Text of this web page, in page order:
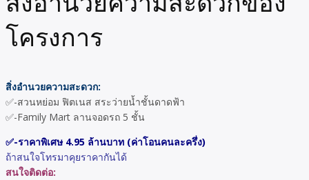
โครงการ
สิ่งอํานวยความสะดวก:
✅-สวนหย่อม ฟิตเนส สระว่ายนํ้าชั้นดาดฟ้า
✅-Family Mart ลานจอดรถ 5 ชั้น
✅-ราคาพิเศษ 4.95 ล้านบาท (ค่าโอนคนละครึ่ง)
ถ้าสนใจโทรมาคุยราคากันได้
สนใจติดต่อ: